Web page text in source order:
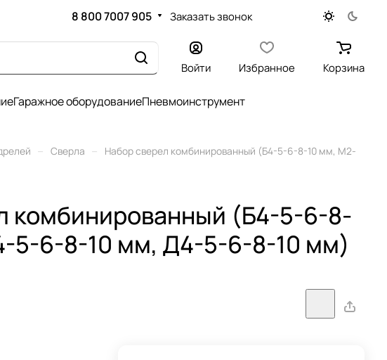
8 800 7007 905 Заказать звонок
Войти Избранное Корзина
Гаражное оборудованиеПневмоинструмент
– Сверла –
Набор сверел комбинированный (Б4-5-6-8-10 мм, М2-
комбинированный (Б4-5-6-8-
5-6-8-10 мм, Д4-5-6-8-10 мм)